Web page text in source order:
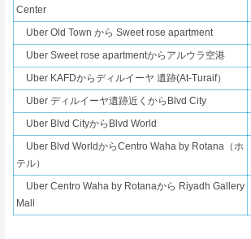
Center
Uber Old Town から Sweet rose apartment
Uber Sweet rose apartmentからアルウラ空港
Uber KAFDからディルイーヤ 遺跡(At-Turaif）
Uber ディルイーヤ遺跡近くからBlvd City
Uber Blvd CityからBlvd World
Uber Blvd WorldからCentro Waha by Rotana（ホ
テル）
Uber Centro Waha by Rotanaから Riyadh Gallery
Mall